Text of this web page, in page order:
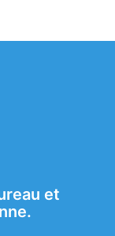
et